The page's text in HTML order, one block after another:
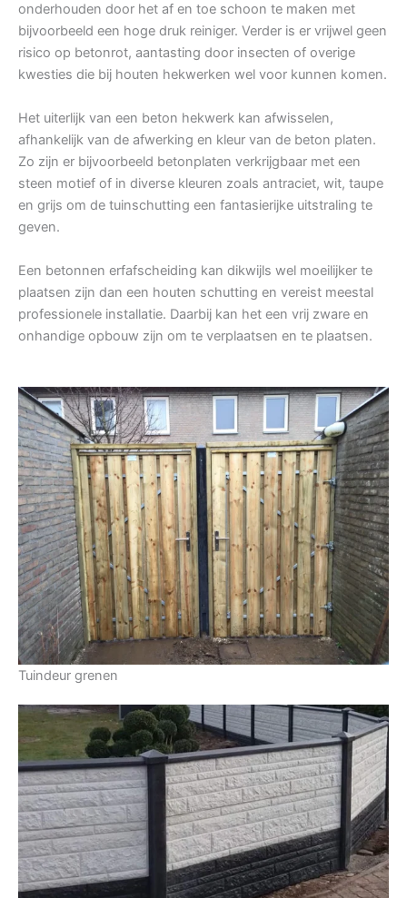
onderhouden door het af en toe schoon te maken met
bijvoorbeeld een hoge druk reiniger. Verder is er vrijwel geen
risico op betonrot, aantasting door insecten of overige
kwesties die bij houten hekwerken wel voor kunnen komen.
Het uiterlijk van een beton hekwerk kan afwisselen,
afhankelijk van de afwerking en kleur van de beton platen.
Zo zijn er bijvoorbeeld betonplaten verkrijgbaar met een
steen motief of in diverse kleuren zoals antraciet, wit, taupe
en grijs om de tuinschutting een fantasierijke uitstraling te
geven.
Een betonnen erfafscheiding kan dikwijls wel moeilijker te
plaatsen zijn dan een houten schutting en vereist meestal
professionele installatie. Daarbij kan het een vrij zware en
onhandige opbouw zijn om te verplaatsen en te plaatsen.
Tuindeur grenen